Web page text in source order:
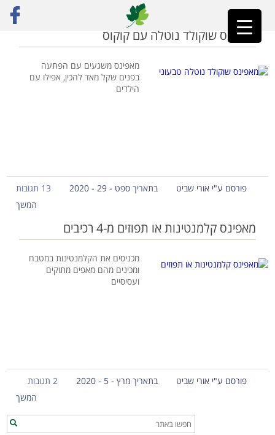
ראשי»איך מכינים מאפינס
מאפינס שוקולד נוטלה עם קוקוס
מאפינס משגעים עם הפתעה
בפנים שקל מאד להכין, אפילו עם
הילדים
פורסם ע"י אורי שביט בתאריך ספט - 29 - 2020
13 תגובות
המשך
מאפינס קלמנטינות או תפוזים מ-4 רכיבים
מכניסים את הקלמנטינות במטבח
ומכינים מהם מאפים מתוקים
ועסיסיים
פורסם ע"י אורי שביט בתאריך מרץ - 5 - 2020
2 תגובות
המשך